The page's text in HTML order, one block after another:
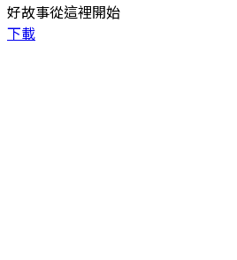
好故事從這裡開始
下載